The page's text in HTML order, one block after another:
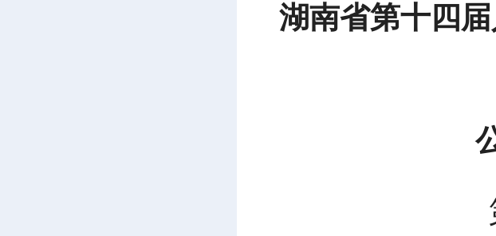
湖南省第十四